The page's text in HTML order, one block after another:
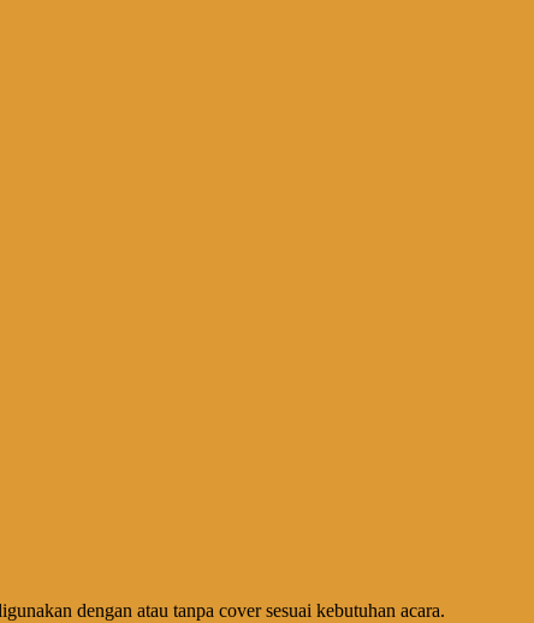
dengan atau tanpa cover sesuai kebutuhan acara.